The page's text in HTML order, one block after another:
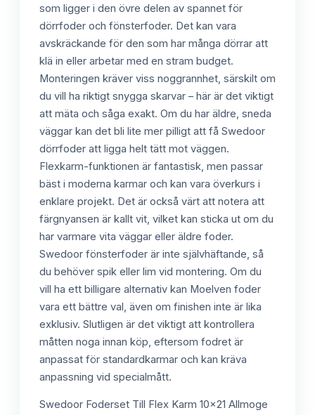
som ligger i den övre delen av spannet för
dörrfoder och fönsterfoder. Det kan vara
avskräckande för den som har många dörrar att
klä in eller arbetar med en stram budget.
Monteringen kräver viss noggrannhet, särskilt om
du vill ha riktigt snygga skarvar – här är det viktigt
att mäta och såga exakt. Om du har äldre, sneda
väggar kan det bli lite mer pilligt att få Swedoor
dörrfoder att ligga helt tätt mot väggen.
Flexkarm-funktionen är fantastisk, men passar
bäst i moderna karmar och kan vara överkurs i
enklare projekt. Det är också värt att notera att
färgnyansen är kallt vit, vilket kan sticka ut om du
har varmare vita väggar eller äldre foder.
Swedoor fönsterfoder är inte självhäftande, så
du behöver spik eller lim vid montering. Om du
vill ha ett billigare alternativ kan Moelven foder
vara ett bättre val, även om finishen inte är lika
exklusiv. Slutligen är det viktigt att kontrollera
måtten noga innan köp, eftersom fodret är
anpassat för standardkarmar och kan kräva
anpassning vid specialmått.
Swedoor Foderset Till Flex Karm 10x21 Allmoge